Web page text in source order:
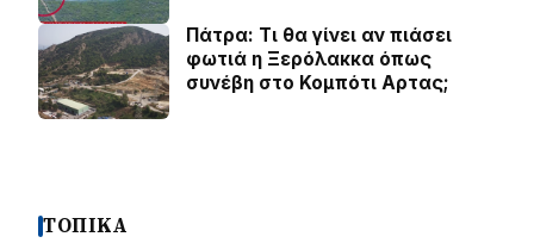
Πάτρα: Τι θα γίνει αν πιάσει
φωτιά η Ξερόλακκα όπως
συνέβη στο Κομπότι Αρτας;
ΤΟΠΙΚΑ